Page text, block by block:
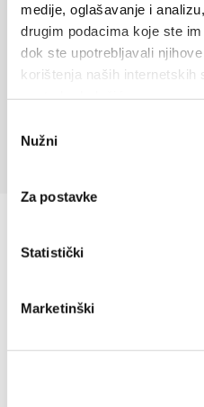
medije, oglašavanje i
drugim podacima koje ste
dok ste upotrebljavali
korištenja naših internetskih
pristanka
Nužni
Za postavke
Statistički
Marketinški